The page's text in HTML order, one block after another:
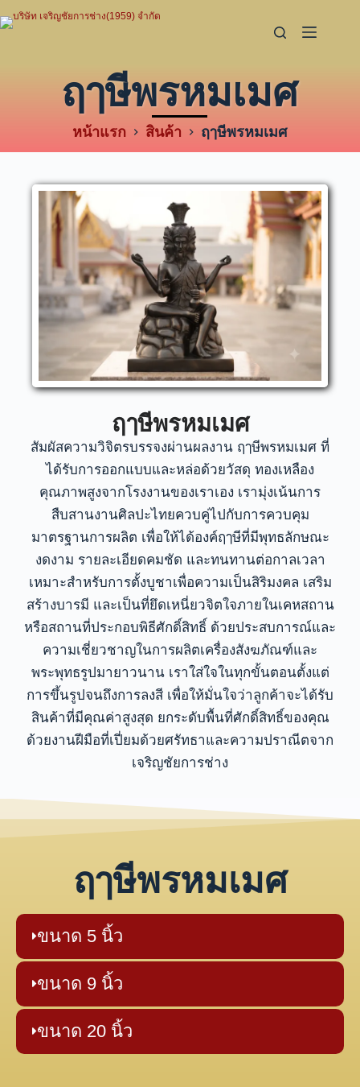
ฤๅษีพรหมเมศ
หน้าแรก สินค้า ฤๅษีพรหมเมศ
ฤๅษีพรหมเมศ
สัมผัสความวิจิตรบรรจงผ่านผลงาน ฤๅษีพรหมเมศ ที่
ได้รับการออกแบบและหล่อด้วยวัสดุ ทองเหลือง
คุณภาพสูงจากโรงงานของเราเอง เรามุ่งเน้นการ
สืบสานงานศิลปะไทยควบคู่ไปกับการควบคุม
มาตรฐานการผลิต เพื่อให้ได้องค์ฤๅษีที่มีพุทธลักษณะ
งดงาม รายละเอียดคมชัด และทนทานต่อกาลเวลา
เหมาะสำหรับการตั้งบูชาเพื่อความเป็นสิริมงคล เสริม
สร้างบารมี และเป็นที่ยึดเหนี่ยวจิตใจภายในเคหสถาน
หรือสถานที่ประกอบพิธีศักดิ์สิทธิ์ ด้วยประสบการณ์และ
ความเชี่ยวชาญในการผลิตเครื่องสังฆภัณฑ์และ
พระพุทธรูปมายาวนาน เราใส่ใจในทุกขั้นตอนตั้งแต่
การขึ้นรูปจนถึงการลงสี เพื่อให้มั่นใจว่าลูกค้าจะได้รับ
สินค้าที่มีคุณค่าสูงสุด ยกระดับพื้นที่ศักดิ์สิทธิ์ของคุณ
ด้วยงานฝีมือที่เปี่ยมด้วยศรัทธาและความปราณีตจาก
เจริญชัยการช่าง
ฤๅษีพรหมเมศ
ขนาด 5 นิ้ว
ขนาด 9 นิ้ว
ขนาด 20 นิ้ว